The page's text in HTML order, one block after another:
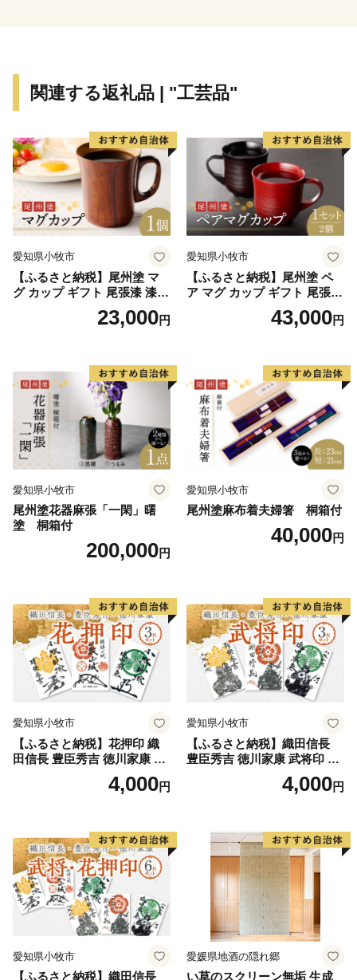
谷の両側が鮮やかな紅色に染まり、10月下旬から11月
ップをはじめ、多彩なイベントや地域の特産品の販売な
どが楽しめます。美作三湯のひとつ、奥津温泉も近く、
少し足をのばせば、珍しいウランガラスを展示している
妖精の森ガラス美術館もあります。
多くの文人にも愛された風情ある山里のいで湯。良質な
美人の湯として、与謝野鉄幹・晶子夫妻、棟方志功、小
や全国からの温泉ファンを引き付けています。
☆妖精の森ガラス美術館
世界的に珍しいウランガラス専門美術館「妖精の森ガラ
ス美術館」内にあるガラス工房では、吹きガラス体験・
サンドブラスト体験・リューター体験と３種類のガラス
作りを体験することができます。
☆岩井の滝と岩井の名水
子宝伝説もある岡山県最北端の滝。上部に岩盤が突き出
て岩屋を形成し、滝の裏側から眺めることができる「裏
見の滝」。裏から見るとカーテンのような神秘的な姿
で、パワースポットにもなっています。
◆お問い合わせ先◆
==============================
鏡野町ふるさと納税コールセンター
TEL ：050-3355-7158
MAIL：o.kagamino@do-furusato.jp
受付時間：平日9:00〜17:15
==============================
関連する返礼品 | "工芸品"
愛知県小牧市
【ふるさと納税】尾州塗 マ
グ カップ ギフト 尾張漆 漆
漆器 漆器工芸 工芸品 芸術性
実用性 抗菌性 美味しく安全
ウイルス効果 お取り寄せ 愛
知県 小牧市 送料無料
23,000円
愛知県小牧市
【ふるさと納税】尾州塗 ペ
ア マグ カップ ギフト 尾張漆
漆 漆器 漆器工芸 工芸品 芸術
性 実用性 抗菌性 美味しく安
抗ウイルス効果 お取り寄せ
愛知県 小牧市 送料無料
43,000円
愛知県小牧市
尾州塗花器麻張「一閑」曙
塗 桐箱付
200,000円
愛知県小牧市
尾州塗麻布着夫婦箸 桐箱付
40,000円
愛知県小牧市
【ふるさと納税】花押印 織
田信長 豊臣秀吉 徳川家康 3
枚 セット 戦国 武将 小牧山城
墨絵 龍画師 書道アーティス
牧市 お取り寄せ 送料無料
4,000円
愛知県小牧市
【ふるさと納税】織田信長
豊臣秀吉 徳川家康 武将印 3
枚 セット イラスト 戦国 武将
小牧山城 墨絵 龍画師 書道ア
愛知県 小牧市 お取り寄せ 送
4,000円
愛知県小牧市
【ふるさと納税】織田信長
愛媛県地酒の隠れ郷
い草のスクリーン無垢 生成